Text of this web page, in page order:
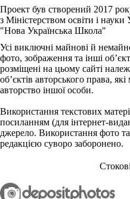
Проект був створений 2017
з Міністерством освіти і
"Нова Українська Школа"
Усі виключні майнові й
фото, зображення та інші
розміщені на цьому сайті
об’єктів авторського права,
авторство іншої особи.
Використання текстових
посиланням (для інтернет-
джерело. Використання фото
редакцією суворо заборонено.